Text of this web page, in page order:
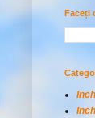
Faceți